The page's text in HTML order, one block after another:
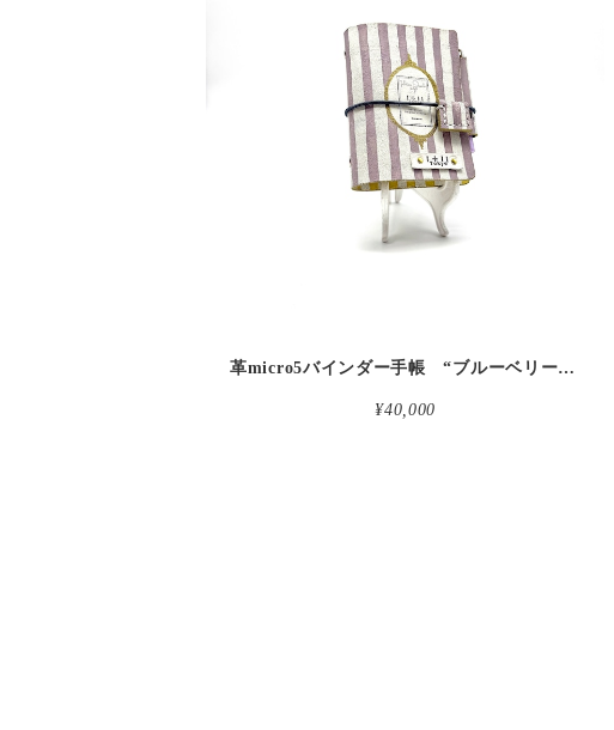
detail
革micro5バインダー手帳 “ブルーベリー・レモンシェイク 昼下がりのお茶会” 本革
¥40,000